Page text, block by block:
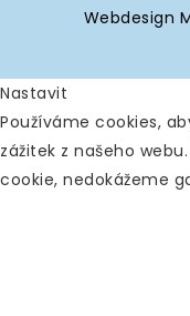
Webdesign
Nastavit
Používáme cookies,
zážitek z našeho
cookie, nedokážeme